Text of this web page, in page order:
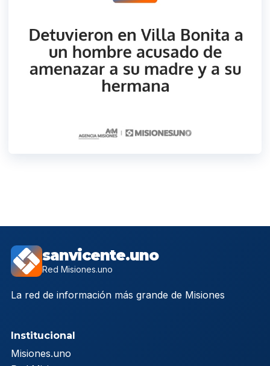
sanvicente.uno
Red Misiones.uno
La red de información más grande de Misiones
Institucional
Misiones.uno